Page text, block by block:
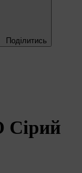
Поділитись
Сірий